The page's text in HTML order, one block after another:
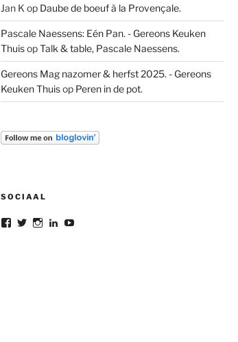
Jan K op Daube de boeuf à la Provençale.
Pascale Naessens: Eén Pan. - Gereons Keuken
ThuisopTalk & table, Pascale Naessens.
Gereons Mag nazomer & herfst 2025. - Gereons
Keuken Thuisop Peren in de pot.
SOCIAAL
BekijkBekijkBekijkBekijkBekijk